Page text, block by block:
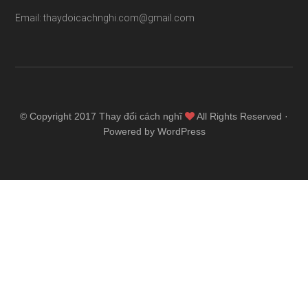
Email: thaydoicachnghi.com@gmail.com
© Copyright 2017 Thay đổi cách nghĩ
All Rights Reserved ·
Powered by WordPress